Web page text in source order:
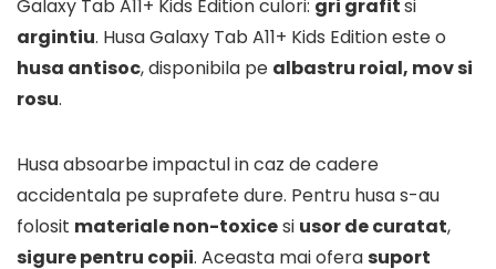
Galaxy Tab A11+ Kids Edition culori: gri grafitsi
argintiu. Husa Galaxy Tab A11+ Kids Edition este o
husa antisoc, disponibila pe albastru roial, mov si
rosu.
Husa absoarbe impactul in caz de cadere
accidentala pe suprafete dure. Pentru husa s-au
folosit materiale non-toxicesi usor de curatat,
sigure pentru copii. Aceasta mai oferasuport